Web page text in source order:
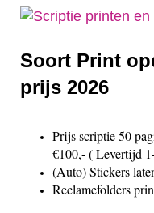
Soort Print
prijs 2026
Prijs scriptie 50
€100,- ( Levertijd
(Auto) Stickers
Reclamefolders